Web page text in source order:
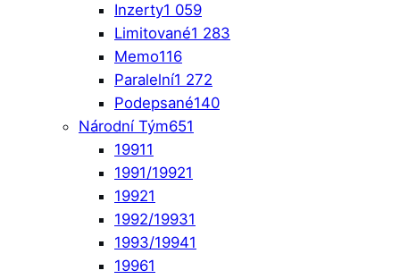
Inzerty1 059
Limitované1 283
Memo116
Paralelní1 272
Podepsané140
Národní Tým651
19911
1991/19921
19921
1992/19931
1993/19941
19961